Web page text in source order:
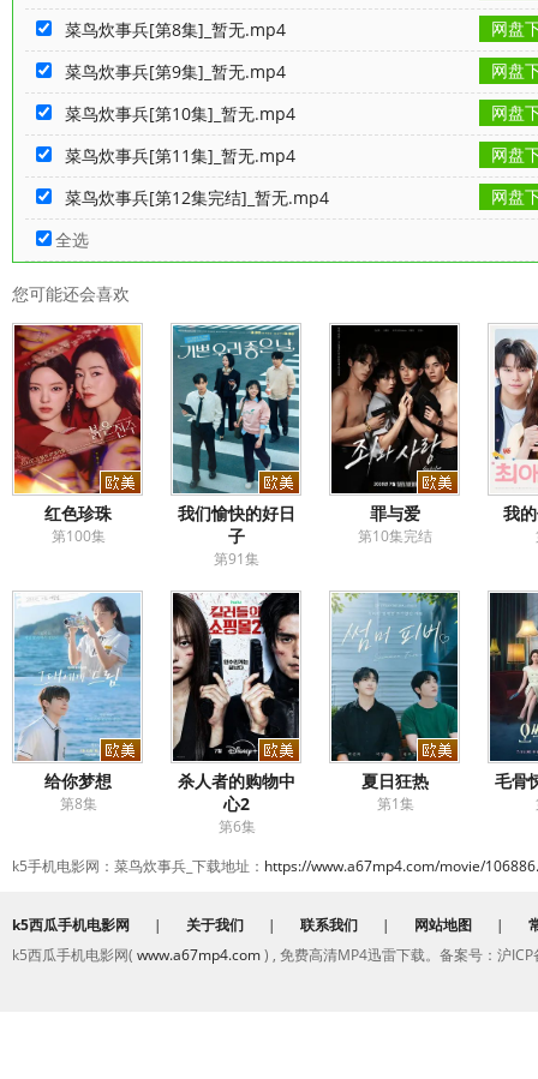
菜鸟炊事兵[第8集]_暂无.mp4
网盘
菜鸟炊事兵[第9集]_暂无.mp4
网盘
菜鸟炊事兵[第10集]_暂无.mp4
网盘
菜鸟炊事兵[第11集]_暂无.mp4
网盘
菜鸟炊事兵[第12集完结]_暂无.mp4
网盘
全选
您可能还会喜欢
红色珍珠
第100集
我们愉快的好日
子
第91集
罪与爱
第10集完结
我
给你梦想
第8集
杀人者的购物中
心2
第6集
夏日狂热
第1集
毛骨
k5手机电影网：菜鸟炊事兵_下载地址： https://www.a67mp4.com/movie/
k5西瓜手机电影网 | 关于我们 | 联系我们 | 网站地图 |
k5西瓜手机电影网( www.a67mp4.com) , 免费高清MP4迅雷下载。备案号：沪